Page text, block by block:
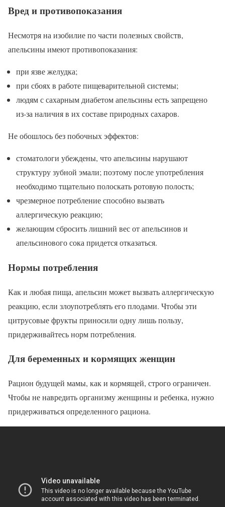
Вред и противопоказания
Несмотря на изобилие по части полезных свойств,
апельсины имеют противопоказания:
при язве желудка;
при сбоях в работе пищеварительной системы;
людям с сахарным диабетом апельсины есть запрещено
из-за наличия в их составе природных сахаров.
Не обошлось без побочных эффектов:
стоматологи убеждены, что апельсины нарушают
структуру зубной эмали; поэтому после употребления
необходимо тщательно полоскать ротовую полость;
чрезмерное потребление способно вызвать
аллергическую реакцию;
желающим сбросить лишний вес от апельсинов и
апельсинового сока придется отказаться.
Нормы потребления
Как и любая пища, апельсин может вызвать аллергическую
реакцию, если злоупотреблять его плодами. Чтобы эти
цитрусовые фрукты приносили одну лишь пользу,
придерживайтесь норм потребления.
Для беременных и кормящих женщин
Рацион будущей мамы, как и кормящей, строго ограничен.
Чтобы не навредить организму женщины и ребенка, нужно
придерживаться определенного рациона.